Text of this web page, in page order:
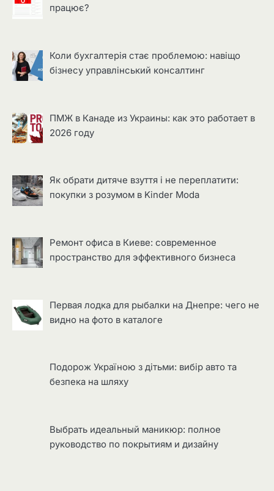
працює?
Коли бухгалтерія стає проблемою: навіщо
бізнесу управлінський консалтинг
ПМЖ в Канаде из Украины: как это работает в
2026 году
Як обрати дитяче взуття і не переплатити:
покупки з розумом в Kinder Moda
Ремонт офиса в Киеве: современное
пространство для эффективного бизнеса
Первая лодка для рыбалки на Днепре: чего не
видно на фото в каталоге
Подорож Україною з дітьми: вибір авто та
безпека на шляху
Выбрать идеальный маникюр: полное
руководство по покрытиям и дизайну